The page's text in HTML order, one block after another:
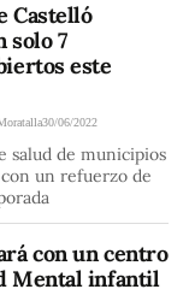
Castelló
solo 7
este
30/06/2022
salud de municipios
un refuerzo de
con un centro
Mental infantil